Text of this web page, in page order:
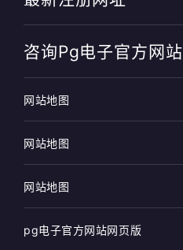
咨询pg电子官方网站
网站地图
网站地图
网站地图
pg电子官方网站网页版